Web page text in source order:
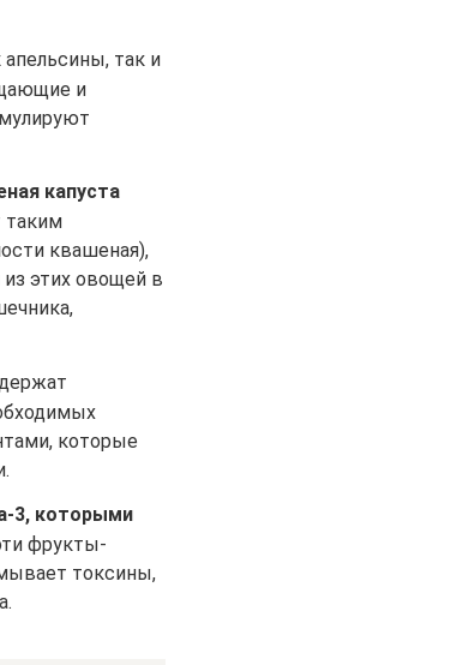
так и
и
капуста
таким
квашеная),
этих овощей в
которые
3, которыми
фрукты-
токсины,